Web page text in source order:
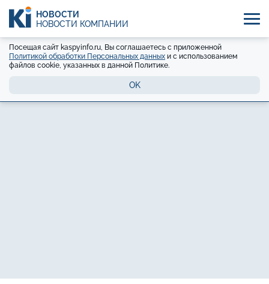
НОВОСТИ
НОВОСТИ КОМПАНИЙ
Посещая сайт kaspyinfo.ru, Вы соглашаетесь с приложенной
Политикой обработки Персональных данных и с использованием
файлов cookie, указанных в данной Политике.
OK